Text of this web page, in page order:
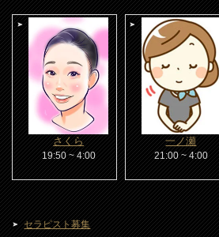
さくら
19:50 ~ 4:00
一ノ瀬
21:00 ~ 4:00
セラピスト募集